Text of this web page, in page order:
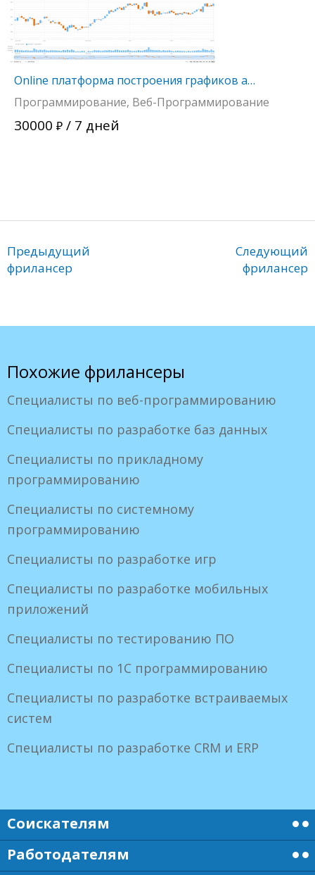
Online платформа построения графиков акций, котировок
Программирование, Веб-Программирование
30000 / 7 дней
Предыдущий
фрилансер
Следующий
фрилансер
Похожие фрилансеры
Специалисты по веб-программированию
Специалисты по разработке баз данных
Специалисты по прикладному
программированию
Специалисты по системному
программированию
Специалисты по разработке игр
Специалисты по разработке мобильных
приложений
Специалисты по тестированию ПО
Специалисты по 1С программированию
Специалисты по разработке встраиваемых
систем
Специалисты по разработке CRM и ERP
Соискателям
Работодателям